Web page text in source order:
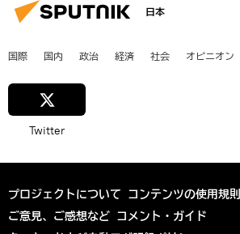
日本
国際 国内 政治 経済 社会 オピニオン
Twitter
プロジェクトについて コンテンツの使用規則
ご意見、ご感想など コメント・ガイド